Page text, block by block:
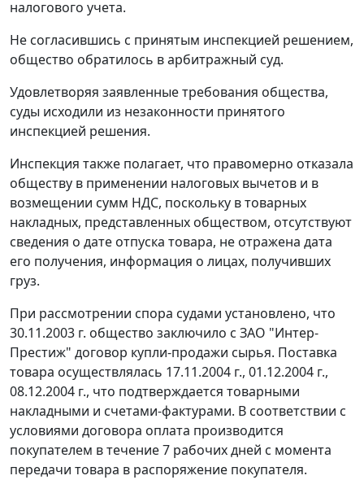
налогового учета.
Не согласившись с принятым инспекцией решением,
общество обратилось в арбитражный суд.
Удовлетворяя заявленные требования общества,
суды исходили из незаконности принятого
инспекцией решения.
Инспекция также полагает, что правомерно отказала
обществу в применении налоговых вычетов и в
возмещении сумм НДС, поскольку в товарных
накладных, представленных обществом, отсутствуют
сведения о дате отпуска товара, не отражена дата
его получения, информация о лицах, получивших
груз.
При рассмотрении спора судами установлено, что
30.11.2003 г. общество заключило с ЗАО "Интер-
Престиж" договор купли-продажи сырья. Поставка
товара осуществлялась 17.11.2004 г., 01.12.2004 г.,
08.12.2004 г., что подтверждается товарными
накладными и счетами-фактурами. В соответствии с
условиями договора оплата производится
покупателем в течение 7 рабочих дней с момента
передачи товара в распоряжение покупателя.